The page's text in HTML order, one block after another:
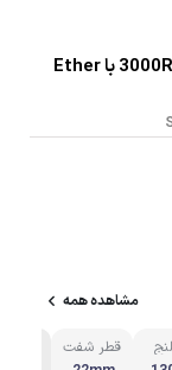
سروو سانیو 2.6KW ترمزدار SY300 موتور 3000RPM با Ether
مشاهده همه
قطر شفت